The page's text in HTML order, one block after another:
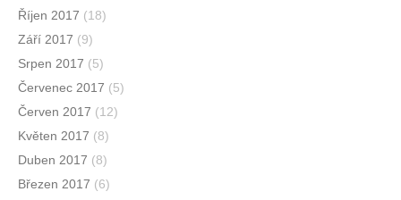
Říjen 2017 (18)
Září 2017 (9)
Srpen 2017 (5)
Červenec 2017 (5)
Červen 2017 (12)
Květen 2017 (8)
Duben 2017 (8)
Březen 2017 (6)